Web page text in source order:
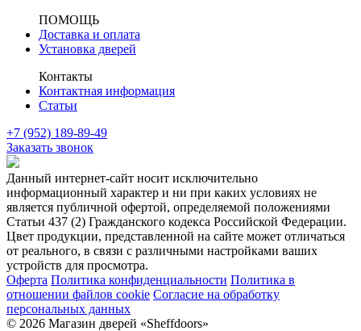
ПОМОЩЬ
Доставка и оплата
Установка дверей
Контакты
Контактная информация
Статьи
+7 (952) 189-89-49
Заказать звонок
Данный интернет-сайт носит исключительно
информационный характер и ни при каких условиях не
является публичной офертой, определяемой положениями
Статьи 437 (2) Гражданского кодекса Российской Федерации.
Цвет продукции, представленной на сайте может отличаться
от реального, в связи с различными настройками ваших
устройств для просмотра.
Оферта Политика конфиденциальности Политика в
отношении файлов cookie Согласие на обработку
персональных данных
© 2026 Магазин дверей «Sheffdoors»